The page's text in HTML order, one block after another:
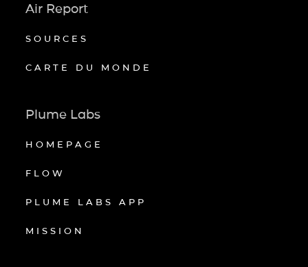
Air Report
SOURCES
CARTE DU MONDE
Plume Labs
HOMEPAGE
FLOW
PLUME LABS APP
MISSION